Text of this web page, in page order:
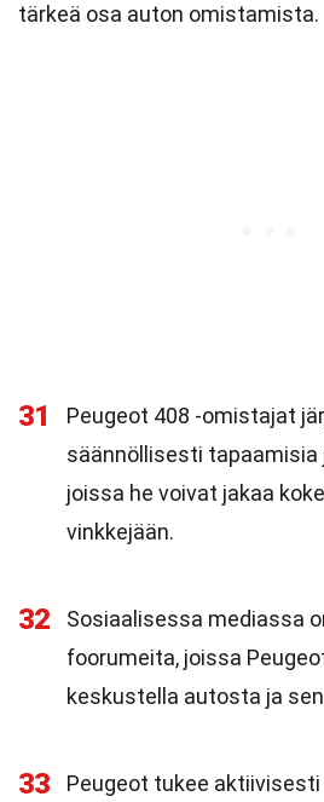
tärkeä osa auton omistamista.
31
Peugeot 408 -omistajat
säännöllisesti tapaamisia
joissa he voivat jakaa
vinkkejään.
32
Sosiaalisessa mediassa
foorumeita, joissa
keskustella autosta ja
33
Peugeot tukee